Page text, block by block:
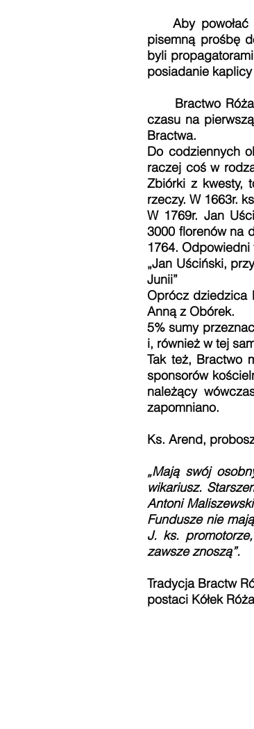
Aby powołać
pisemną prośbę
byli
posiadanie
Bractwo
czasu na
Bractwa.
Do codziennych
raczej coś w
Zbiórki z kwesty,
rzeczy. W 1663r.
W 1769r. Jan
3000 florenów na
1764. Odpowiedni
„Jan Uściński,
Junii”
Oprócz dziedzica
Anną z Obórek.
5% sumy
i, również w tej
Tak też, Bractwo
sponsorów
należący
zapomniano.
Ks. Arend,
„Mają swój
wikariusz.
Antoni
Fundusze nie
J. ks.
zawsze znoszą”.
Tradycja Bractw
postaci Kółek